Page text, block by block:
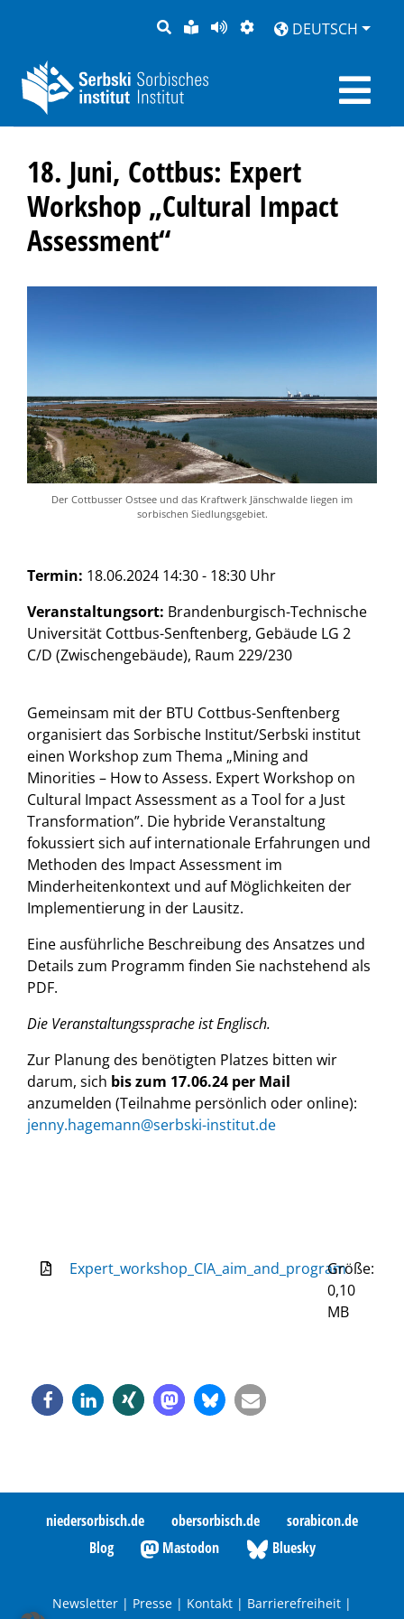
SUCHELEICHTE
SPRACHE
SEITEDARSTELLUNG
DEUTSCH
18. Juni, Cottbus: Expert
Workshop „Cultural Impact
Assessment“
Der Cottbusser Ostsee und das Kraftwerk Jänschwalde liegen im
sorbischen Siedlungsgebiet.
Termin: 18.06.2024 14:30 - 18:30 Uhr
Veranstaltungsort: Brandenburgisch-Technische
Universität Cottbus-Senftenberg, Gebäude LG 2
C/D (Zwischengebäude), Raum 229/230
Gemeinsam mit der BTU Cottbus-Senftenberg
organisiert das Sorbische Institut/Serbski institut
einen Workshop zum Thema „Mining and
Minorities – How to Assess. Expert Workshop on
Cultural Impact Assessment as a Tool for a Just
Transformation”. Die hybride Veranstaltung
fokussiert sich auf internationale Erfahrungen und
Methoden des Impact Assessment im
Minderheitenkontext und auf Möglichkeiten der
Implementierung in der Lausitz.
Eine ausführliche Beschreibung des Ansatzes und
Details zum Programm finden Sie nachstehend als
PDF.
Die Veranstaltungssprache ist Englisch.
Zur Planung des benötigten Platzes bitten wir
darum, sich bis zum 17.06.24 per Mail
anzumelden (Teilnahme persönlich oder online):
jenny.hagemann@serbski-institut.de
Expert_workshop_CIA_aim_and_programGröße:
0,10
MB
niedersorbisch.de obersorbisch.de
sorabicon.de
Blog
Mastodon Bluesky
Newsletter | Presse | Kontakt | Barrierefreiheit |